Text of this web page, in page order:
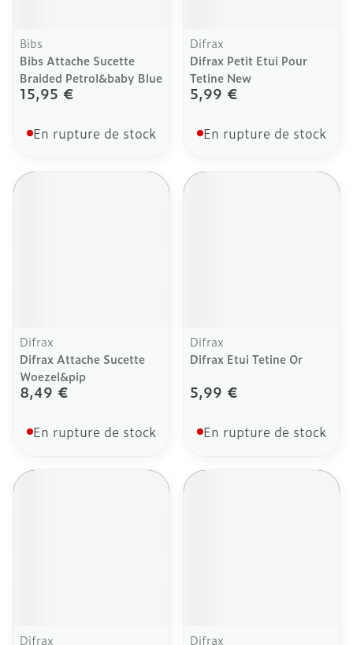
Bibs
Bibs Attache Sucette
Braided Petrol&baby Blue
15,95 €
En rupture de stock
Difrax
Difrax Petit Etui Pour
Tetine New
5,99 €
En rupture de stock
Difrax
Difrax Attache Sucette
Woezel&pip
8,49 €
En rupture de stock
Difrax
Difrax Etui Tetine Or
5,99 €
En rupture de stock
Difrax
Difrax